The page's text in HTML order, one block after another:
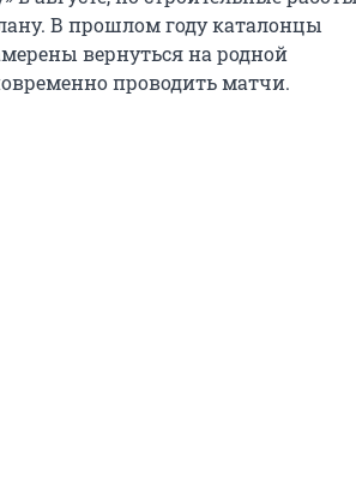
В прошлом году каталонцы
вернуться на родной
проводить матчи.